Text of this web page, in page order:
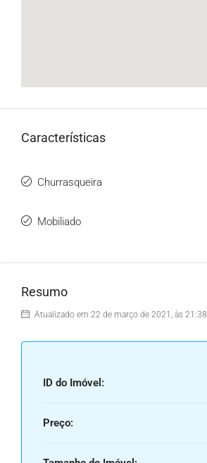
Características
Churrasqueira
Mobiliado
Resumo
Atualizado em 22 de março de 2021, às 21:38
ID do Imóvel:
Preço: